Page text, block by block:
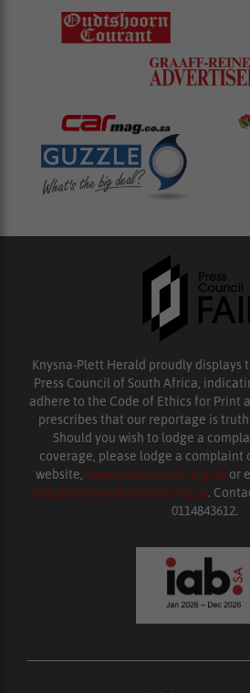
Knysna-Plett Herald proudly displays
Press Council of South Africa,
adhere to the Code of Ethics for Print
prescribes that our reportage is
Should you wish to lodge a
coverage, please lodge a complaint
website, www.presscouncil.org.za or
enquiries@ombudsman.org.za.
0114843612.